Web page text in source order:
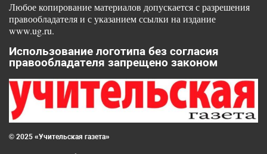
Любое копирование материалов допускается с разрешения
правообладателя и с указанием ссылки на издание
www.ug.ru.
Использование логотипа без согласия
правообладателя запрещено законом
© 2025 «Учительская газета»